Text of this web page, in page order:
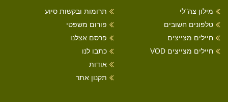
מילון צה"לי
טלפונים חשובים
חיילים מצייצים
חיילים מצייצים VOD
תרומות ובקשות סיוע
פורום משפטי
פרסם אצלנו
כתבו לנו
אודות
תקנון אתר